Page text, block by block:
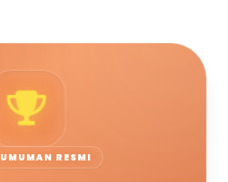
RESMI